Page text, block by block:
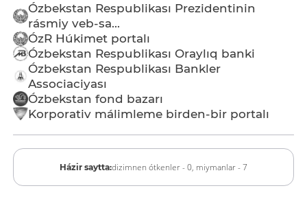
Ózbekstan Respublikası Prezidentinin
rásmiy veb-sa...
ÓzR Húkimet portalı
Ózbekstan Respublikası Oraylıq banki
Ózbekstan Respublikası Bankler
Associaciyası
Ózbekstan fond bazarı
Korporativ málimleme birden-bir portalı
Házir saytta:dizimnen ótkenler - 0, miymanlar - 7